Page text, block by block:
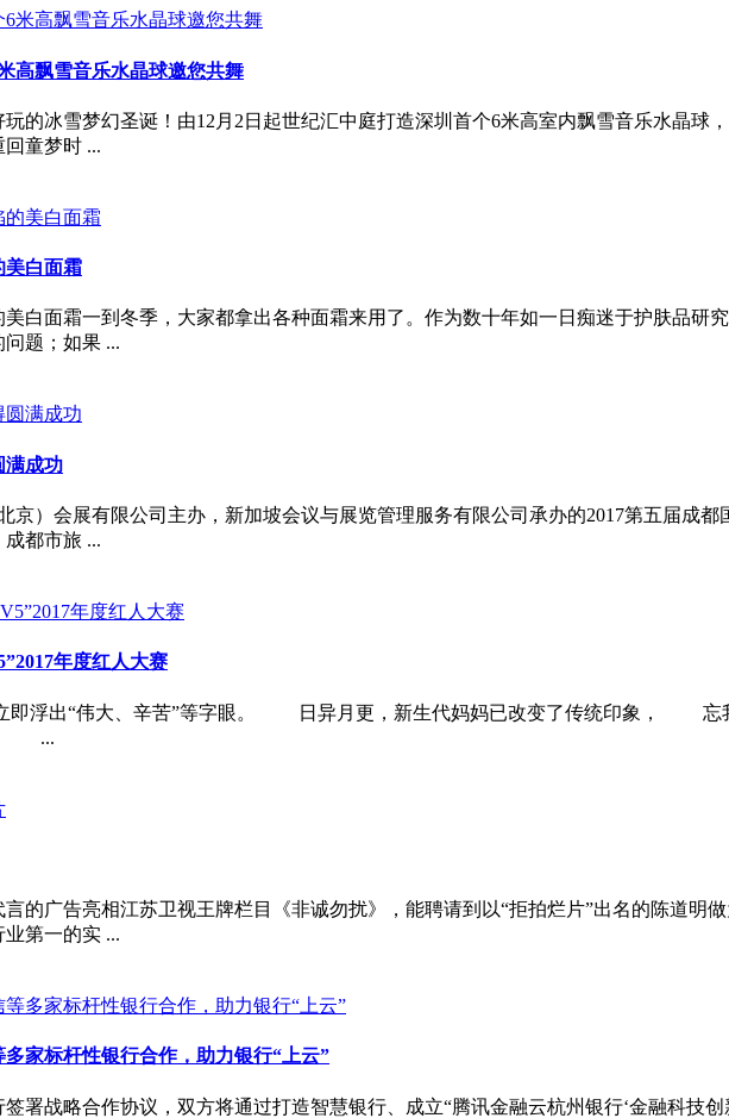
高飘雪音乐水晶球邀您共舞
的冰雪梦幻圣诞！由12月2日起世纪汇中庭打造深圳首个6米高室内飘雪音乐水晶球
童梦时 ...
美白面霜
白面霜一到冬季，大家都拿出各种面霜来用了。作为数十年如一日痴迷于护肤品研
题；如果 ...
满成功
京）会展有限公司主办，新加坡会议与展览管理服务有限公司承办的2017第五届成
都市旅 ...
年度红人大赛
出“伟大、辛苦”等字眼。 日异月更，新生代妈妈已改变了传统印象，
! ...
广告亮相江苏卫视王牌栏目《非诚勿扰》，能聘请到以“拒拍烂片”出名的陈道明
第一的实 ...
家标杆性银行合作，助力银行“上云”
署战略合作协议，双方将通过打造智慧银行、成立“腾讯金融云杭州银行‘金融科技